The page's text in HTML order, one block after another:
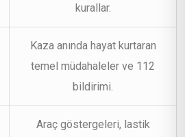
kurallar.
Kaza anında hayat kurtaran
temel müdahaleler ve 112
bildirimi.
Araç göstergeleri, lastik